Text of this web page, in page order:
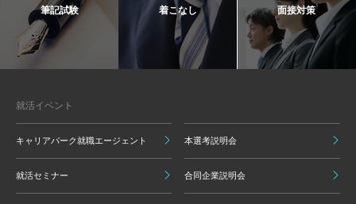
筆記試験 着こなし 面接対策
就活イベント
キャリアパーク就職エージェント 本選考説明会
就活セミナー 合同企業説明会